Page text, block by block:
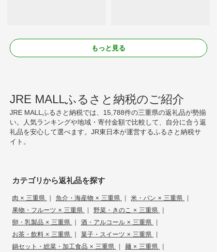
もっと見る
JRE MALLふるさと納税のご紹介
JRE MALLふるさと納税では、15,788件の三重県の返礼品が勢揃
い。人気ランキングや地域・寄付金額で比較して、自分に合う返
礼品を安心して選べます。JR東日本が運営するふるさと納税サ
イト。
カテゴリから返礼品を探す
肉 × 三重県 | 魚介・海産物 × 三重県 | 米・パン × 三重県 |
果物・フルーツ × 三重県 | 野菜・きのこ × 三重県 |
卵・乳製品 × 三重県 | 酒・アルコール × 三重県 |
お茶・飲料 × 三重県 | 菓子・スイーツ × 三重県 |
鍋セット・総菜・加工食品 × 三重県 | 麺 × 三重県 |